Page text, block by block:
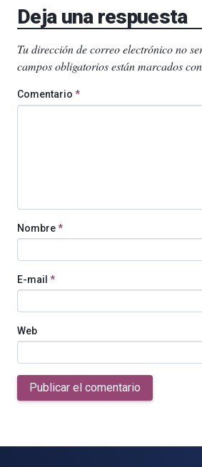
Deja una respuesta
Tu dirección de correo electrónico no
campos obligatorios están marcados con
Comentario *
Nombre*
E-mail *
Web
Publicar el comentario